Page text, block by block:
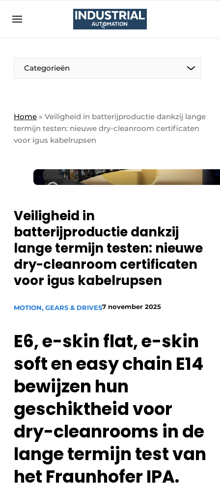
Aanmelden
Bedrijven
Bedrijven
Direct contact
Eigen content aanleveren
Evenement aanmelden
Meest gelezen
Podcasts
Privacy / Cookie statement
Vacature aanmelden
Vacatures
Video’s
Categorieën
Home » Veiligheid in batterijproductie dankzij lange
termijn testen: nieuwe dry-cleanroom certificaten
voor igus kabelrupsen
Veiligheid in
batterijproductie dankzij
lange termijn testen: nieuwe
dry-cleanroom certificaten
voor igus kabelrupsen
MOTION, GEARS & DRIVES7 november 2025
E6, e-skin flat, e-skin
soft en easy chain E14
bewijzen hun
geschiktheid voor
dry-cleanrooms in de
lange termijn test van
het Fraunhofer IPA.